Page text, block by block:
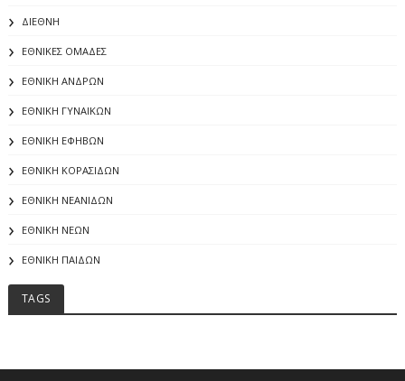
ΔΙΕΘΝΗ
ΕΘΝΙΚΕΣ ΟΜΑΔΕΣ
ΕΘΝΙΚΗ ΑΝΔΡΩΝ
ΕΘΝΙΚΗ ΓΥΝΑΙΚΩΝ
ΕΘΝΙΚΗ ΕΦΗΒΩΝ
ΕΘΝΙΚΗ ΚΟΡΑΣΙΔΩΝ
ΕΘΝΙΚΗ ΝΕΑΝΙΔΩΝ
ΕΘΝΙΚΗ ΝΕΩΝ
ΕΘΝΙΚΗ ΠΑΙΔΩΝ
TAGS